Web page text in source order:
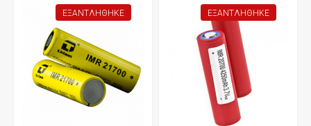
ΕΞΑΝΤΛΉΘΗΚΕ ΕΞΑΝΤΛΉΘΗΚΕ